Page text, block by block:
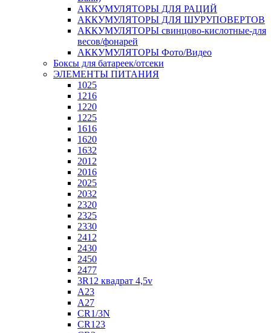
АККУМУЛЯТОРЫ ДЛЯ РАЦИЙ
АККУМУЛЯТОРЫ ДЛЯ ШУРУПОВЕРТОВ
АККУМУЛЯТОРЫ свинцово-кислотные-для
весов/фонарей
АККУМУЛЯТОРЫ Фото/Видео
Боксы для батареек/отсеки
ЭЛЕМЕНТЫ ПИТАНИЯ
1025
1216
1220
1225
1616
1620
1632
2012
2016
2025
2032
2320
2325
2330
2412
2430
2450
2477
3R12 квадрат 4,5v
A23
A27
CR1/3N
CR123